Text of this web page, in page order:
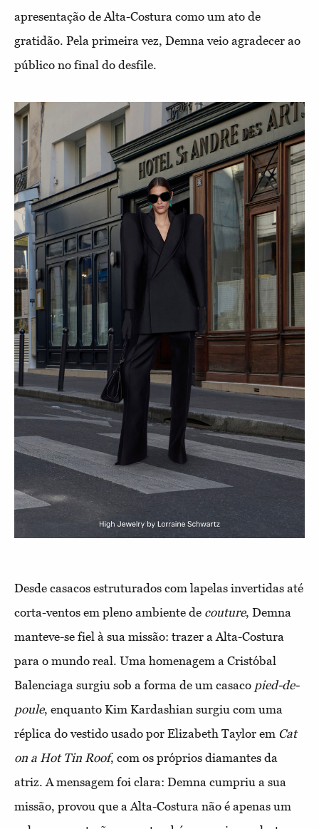
apresentação de Alta-Costura como um ato de
gratidão. Pela primeira vez, Demna veio agradecer ao
público no final do desfile.
Desde casacos estruturados com lapelas invertidas até
corta-ventos em pleno ambiente de couture, Demna
manteve-se fiel à sua missão: trazer a Alta-Costura
para o mundo real. Uma homenagem a Cristóbal
Balenciaga surgiu sob a forma de um casaco pied-de-
poule, enquanto Kim Kardashian surgiu com uma
réplica do vestido usado por Elizabeth Taylor em Cat
on a Hot Tin Roof, com os próprios diamantes da
atriz. A mensagem foi clara: Demna cumpriu a sua
missão, provou que a Alta-Costura não é apenas um